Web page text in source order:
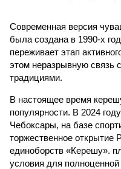
Современная версия
была создана в 1990-х
переживает этап
этом неразрывную связь
традициями.
В настоящее время
популярности. В 2024
Чебоксары, на базе
торжественное открытие
единоборств «Керешу».
условия для полноценной